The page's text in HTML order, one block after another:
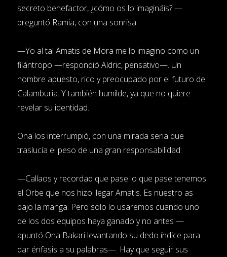
secreto benefactor, ¿cómo os lo imagináis? —
preguntó Ramia, con una sonrisa.
—Yo al tal Amatis de Mora me lo imagino como un
filántropo —respondió Aldric, pensativo—. Un
hombre apuesto, rico y preocupado por el futuro de
Calamburia. Y también humilde, ya que no quiere
revelar su identidad.
Ona los interrumpió, con una mirada seria que
traslucía el peso de una gran responsabilidad:
—Callaos y recordad que pase lo que pase tenemos
el Orbe que nos hizo llegar Amatis. Es nuestro as
bajo la manga. Pero solo lo usaremos cuando uno
de los dos equipos haya ganado y no antes —
apuntó Ona Bakari levantando su dedo índice para
dar énfasis a su palabras—. Hay que seguir sus